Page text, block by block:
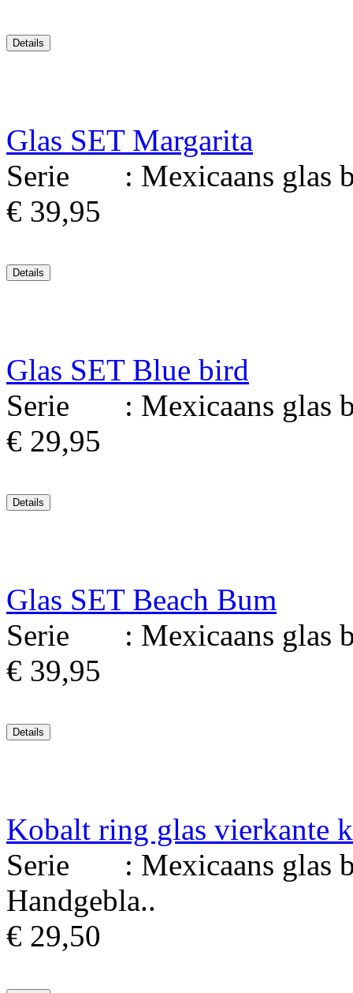
Glas SET Margarita
Serie : Mexicaans glas
€ 39,95
Glas SET Blue bird
Serie : Mexicaans glas
€ 29,95
Glas SET Beach Bum
Serie : Mexicaans glas
€ 39,95
Kobalt ring glas vierkante
Serie : Mexicaans glas
Handgebla..
€ 29,50